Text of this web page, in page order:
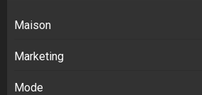
Maison
Marketing
Mode